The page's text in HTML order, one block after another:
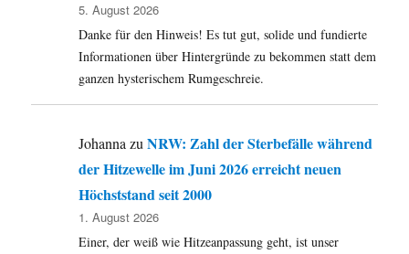
–
*04.07.1943
·
†03.09.1970
5. August 2026
Danke für den Hinweis! Es tut gut, solide und fundierte
Informationen über Hintergründe zu bekommen statt dem
ganzen hysterischem Rumgeschreie.
JohannazuNRW: Zahl der Sterbefälle während
der Hitzewelle im Juni 2026 erreicht neuen
Höchststand seit 2000
1. August 2026
Einer, der weiß wie Hitzeanpassung geht, ist unser